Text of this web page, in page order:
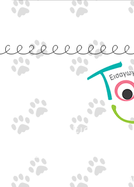
Εισαγωγές